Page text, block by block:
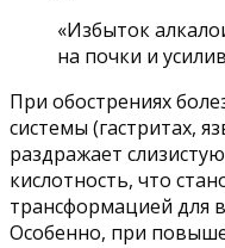
«Избыток
на почки и
При обострениях
системы (гастритах,
раздражает
кислотность, что
трансформацией для
Особенно, при